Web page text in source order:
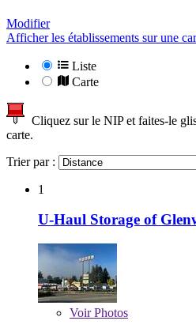
Modifier
Afficher les établissements sur une
Liste
Carte
Cliquez sur le NIP et faites-le
carte.
Trier par :
1
U-Haul Storage of
VoirPhotos